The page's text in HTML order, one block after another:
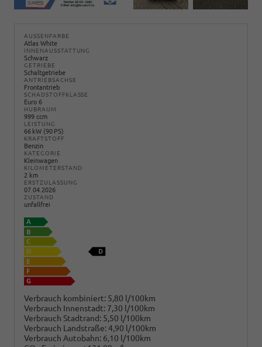
AUSSENFARBE
Atlas White
INNENAUSSTATTUNG
Schwarz
GETRIEBE
Schaltgetriebe
ANTRIEBSACHSE
Frontantrieb
SCHADSTOFFKLASSE
Euro 6
HUBRAUM
999 ccm
LEISTUNG
66 kW (90 PS)
KRAFTSTOFF
Benzin
KATEGORIE
Kleinwagen
KILOMETERSTAND
2 km
ERSTZULASSUNG
07.04.2026
ZUSTAND
unfallfrei
Verbrauch kombiniert: 5,80 l/100km
Verbrauch Innenstadt: 7,30 l/100km
Verbrauch Stadtrand: 5,50 l/100km
Verbrauch Landstraße:4,90 l/100km
Verbrauch Autobahn: 6,10 l/100km